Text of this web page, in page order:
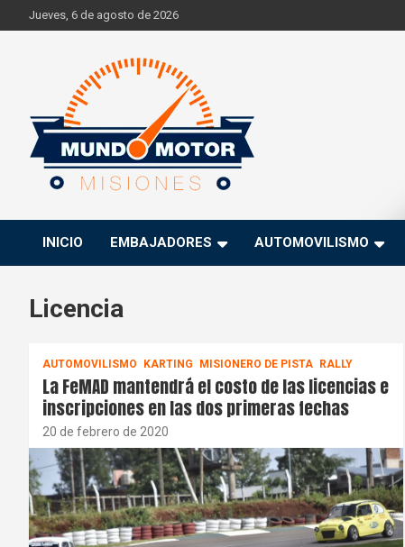
to
Jueves, 6 de agosto de 2026
Mundo Motor Misiones
INICIO EMBAJADORES AUTOMOVILISMO
Licencia
AUTOMOVILISMO KARTING MISIONERO DE PISTA RALLY
La FeMAD mantendrá el costo de las licencias e
inscripciones en las dos primeras fechas
20 de febrero de 2020